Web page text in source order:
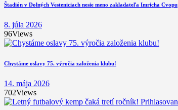
Štadión v Dolných Vesteniciach nesie meno zakladateľa Imricha Cvopu
8. júla 2026
96Views
Chystáme oslavy 75. výročia založenia klubu!
14. mája 2026
702Views